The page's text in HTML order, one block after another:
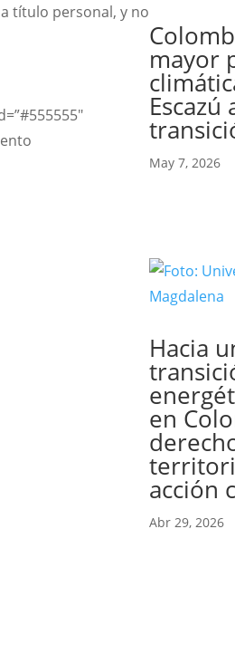
título personal, y no
mayor
Escazú
May 7, 2026
Hacia
en
acción
Abr 29, 2026